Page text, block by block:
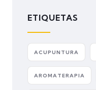
ETIQUETAS
ACUPUNTURA
AROMATERAPIA